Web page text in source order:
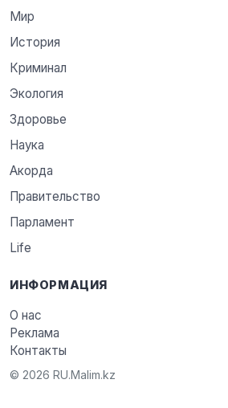
Мир
История
Криминал
Экология
Здоровье
Наука
Акорда
Правительство
Парламент
Life
ИНФОРМАЦИЯ
О нас
Реклама
Контакты
© 2026 RU.Malim.kz